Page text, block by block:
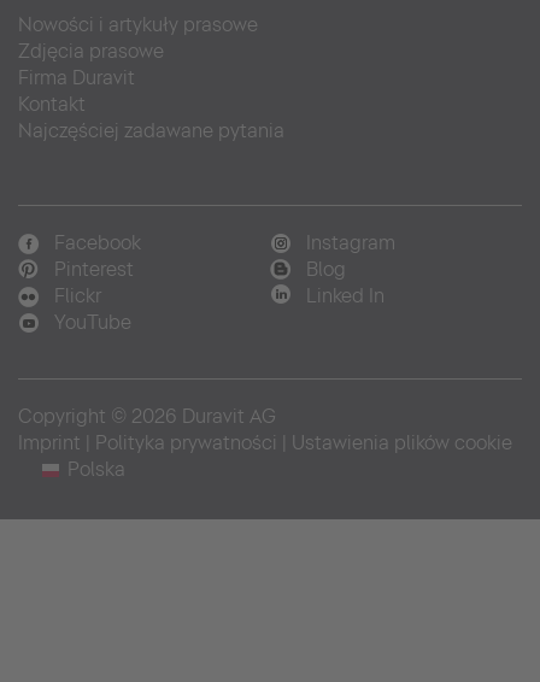
Nowości i artykuły prasowe
Zdjęcia prasowe
Firma Duravit
Kontakt
Najczęściej zadawane pytania
Facebook
Instagram
Pinterest
Blog
Flickr
Linked In
YouTube
Copyright © 2026 Duravit AG
Imprint
Polityka prywatności
Ustawienia plików cookie
Polska